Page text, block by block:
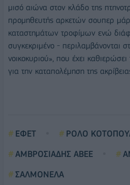
μισό αιώνα στον κλάδο της
προμηθευτής αρκετών σουπερ
καταστημάτων τροφίμων ενώ
συγκεκριμένο - περιλαμβάνονται
νοικοκυριού», που έχει
για την καταπολέμηση της
ΕΦΕΤ
ΡΟΛΟ
ΑΜΒΡΟΣΙΑΔΗΣ ΑΒΕΕ
ΣΑΛΜΟΝΕΛΑ